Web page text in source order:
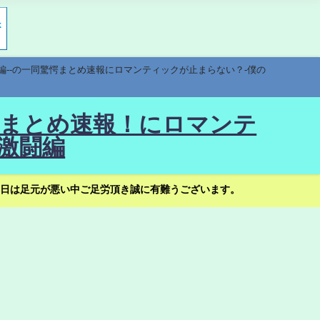
の一同驚愕まとめ速報にロマンティックが止まらない？-僕の
とめ速報！にロマンテ
闘編
足元が悪い中ご足労頂き誠に有難うございます。